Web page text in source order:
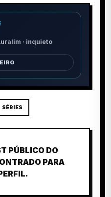
· inquieto
SÉRIES
PÚBLICO DO
PARA